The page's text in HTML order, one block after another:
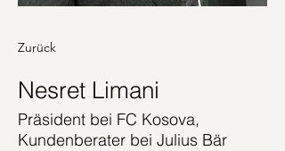
Zurück
Nesret Limani
Präsident bei FC Kosova,
Kundenberater bei Julius Bär